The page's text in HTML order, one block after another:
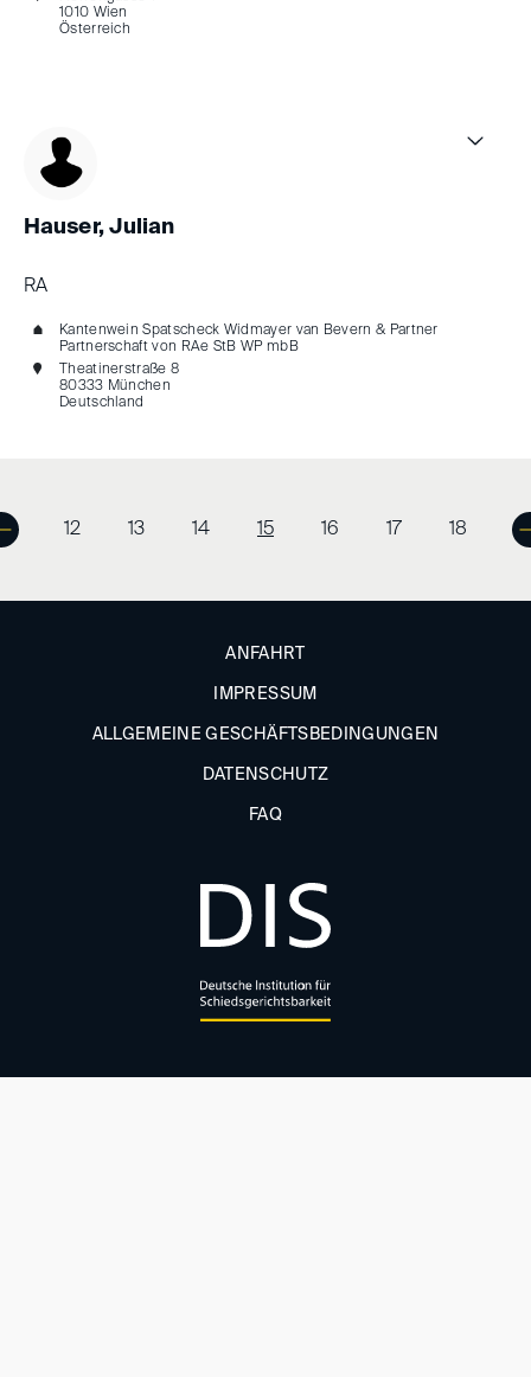
1010 Wien
Österreich
Hauser, Julian
RA
Kantenwein Spatscheck Widmayer van Bevern & Partner
Partnerschaft von RAe StB WP mbB
Theatinerstraße 8
80333 München
Deutschland
12 13 14 15 16 17 18
ANFAHRT
IMPRESSUM
ALLGEMEINE GESCHÄFTSBEDINGUNGEN
DATENSCHUTZ
FAQ